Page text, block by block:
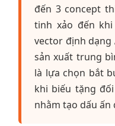
đến 3 concept
tinh xảo đến
vector định dạng
sản xuất trung
là lựa chọn bắt
khi biếu tặng
nhằm tạo dấu ấn